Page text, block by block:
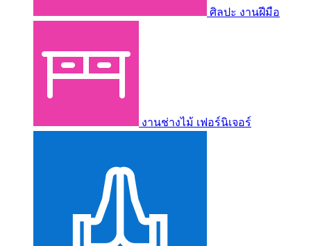
ศิลปะ งานฝีมือ
งานช่างไม้ เฟอร์นิเจอร์